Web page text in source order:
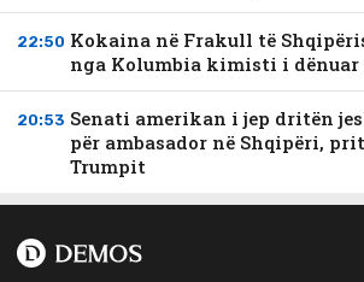
22:50 Kokaina në Frakull të
nga Kolumbia kimisti i dënuar
20:53 Senati amerikan i jep dritën
për ambasador në Shqipëri,
Trumpit